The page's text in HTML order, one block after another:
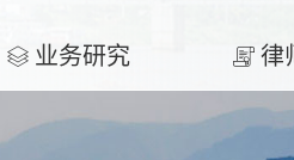
业务研究 律